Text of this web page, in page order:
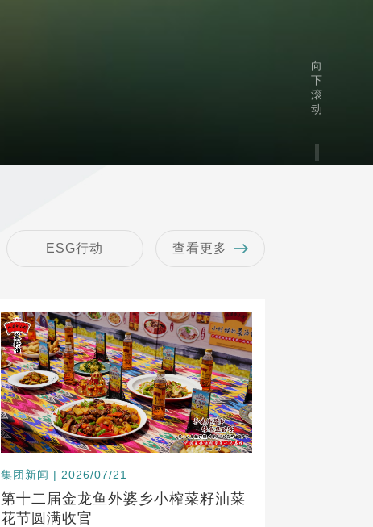
向
下
滚
动
ESG行动 查看更多
集团新闻 | 2026/07/21
第十二届金龙鱼外婆乡小榨菜籽油菜
花节圆满收官